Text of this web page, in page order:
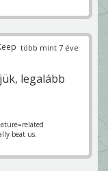
több mint 7 éve
legalább
beat us.